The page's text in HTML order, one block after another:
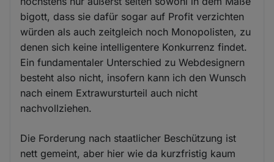
bigott, dass sie dafür sogar auf Profit verzichten
würden als auch zeitgleich noch Monopolisten, zu
denen sich keine intelligentere Konkurrenz findet.
Ein fundamentaler Unterschied zu Webdesignern
besteht also nicht, insofern kann ich den Wunsch
nach einem Extrawursturteil auch nicht
nachvollziehen.
Die Forderung nach staatlicher Beschützung ist
nett gemeint, aber hier wie da kurzfristig kaum